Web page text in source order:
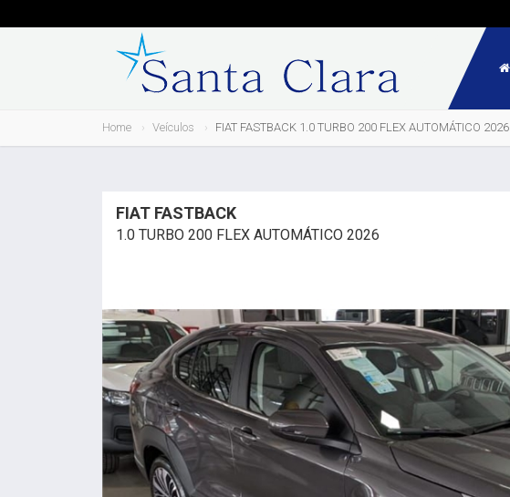
Home Veículos FIAT FASTBACK 1.0 TURBO 200 FLEX AUTOMÁTICO 2026
FIAT FASTBACK
1.0 TURBO 200 FLEX AUTOMÁTICO 2026